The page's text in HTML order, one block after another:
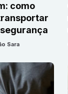
como
Sara